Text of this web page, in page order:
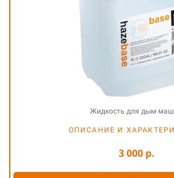
Жидкость для дым
ОПИСАНИЕ И
3 000 р.